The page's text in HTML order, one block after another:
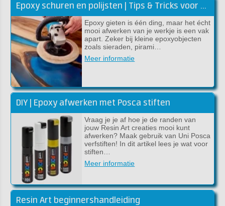
Epoxy schuren en polijsten | Tips & Tricks voor een glanzend resultaat
Epoxy gieten is één ding, maar het écht
mooi afwerken van je werkje is een vak
apart. Zeker bij kleine epoxyobjecten
zoals sieraden, pirami…
Meer informatie
DIY | Epoxy afwerken met Posca stiften
Vraag je je af hoe je de randen van
jouw Resin Art creaties mooi kunt
afwerken? Maak gebruik van Uni Posca
verfstiften! In dit artikel lees je wat voor
stiften…
Meer informatie
Resin Art beginnershandleiding